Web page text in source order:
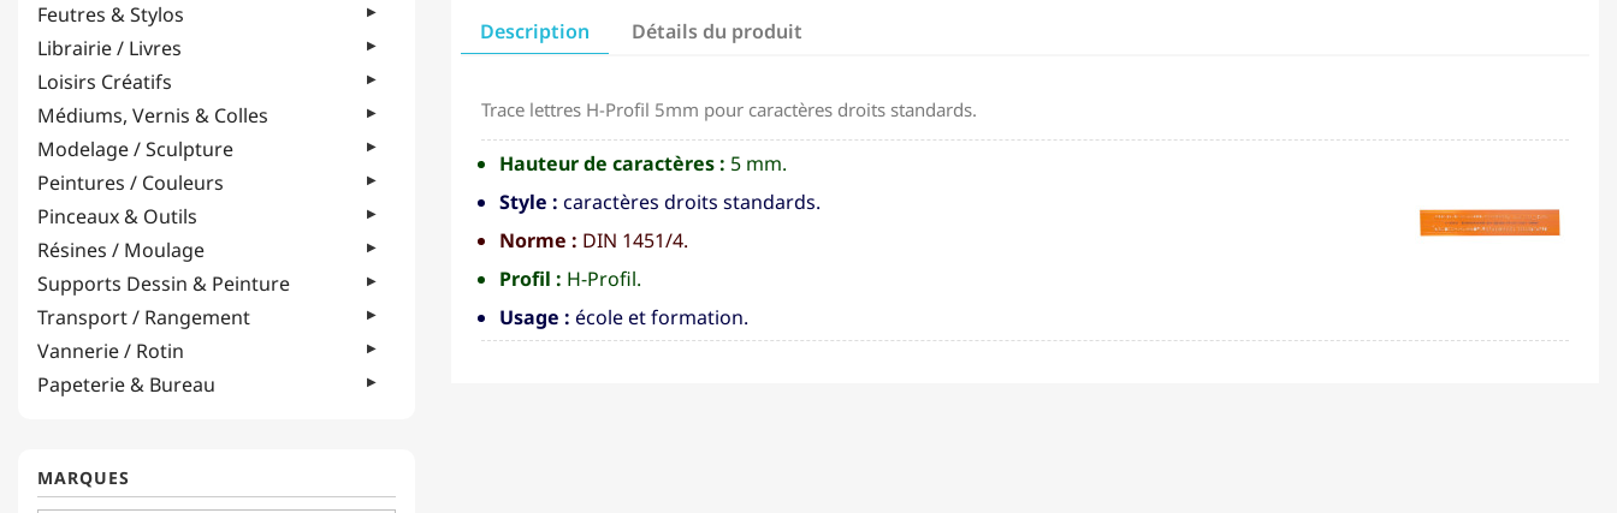
Feutres & Stylos
Librairie / Livres
Loisirs Créatifs
Médiums, Vernis & Colles
Modelage / Sculpture
Peintures / Couleurs
Pinceaux & Outils
Résines / Moulage
Supports Dessin & Peinture
Transport / Rangement
Vannerie / Rotin
Papeterie & Bureau
MARQUES
Description Détails du produit
Trace lettres H-Profil 5mm pour caractères droits standards.
Hauteur de caractères : 5 mm.
Style : caractères droits standards.
Norme : DIN 1451/4.
Profil : H-Profil.
Usage : école et formation.